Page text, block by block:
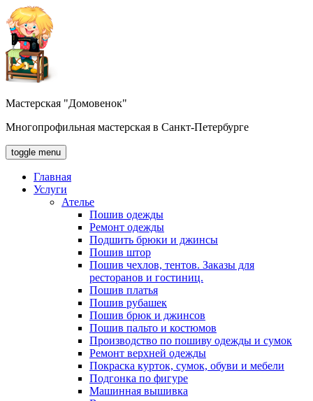
Мастерская "Домовенок"
Многопрофильная мастерская в Санкт-Петербурге
toggle menu
Главная
Услуги
Ателье
Пошив одежды
Ремонт одежды
Подшить брюки и джинсы
Пошив штор
Пошив чехлов, тентов. Заказы для
ресторанов и гостиниц.
Пошив платья
Пошив рубашек
Пошив брюк и джинсов
Пошив пальто и костюмов
Производство по пошиву одежды и сумок
Ремонт верхней одежды
Покраска курток, сумок, обуви и мебели
Подгонка по фигуре
Машинная вышивка